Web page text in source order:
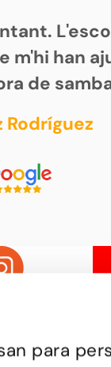
para
m'hi han
de
Rodríguez